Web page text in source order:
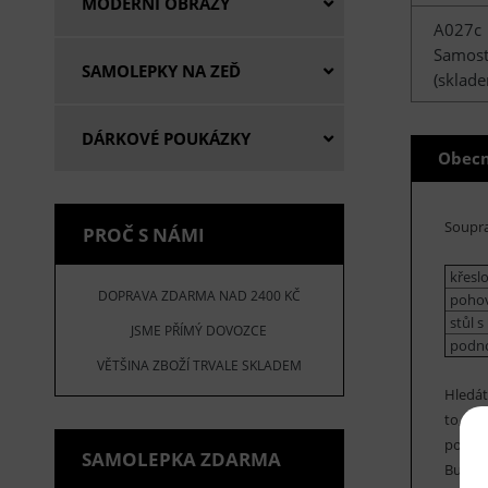
SAMOLEPKY NA ZEĎ
DÁRKOVÉ POUKÁZKY
PROČ S NÁMI
DOPRAVA ZDARMA NAD 2400 KČ
JSME PŘÍMÝ DOVOZCE
VĚTŠINA ZBOŽÍ TRVALE SKLADEM
SAMOLEPKA ZDARMA
A027c
stůl
to, co
Bude